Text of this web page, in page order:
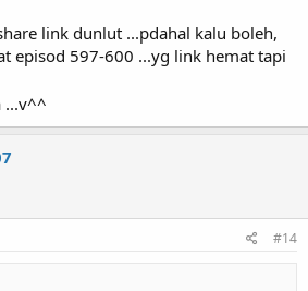
link dunlut ...pdahal kalu boleh,
episod 597-600 ...yg link hemat tapi
...v^^
#14